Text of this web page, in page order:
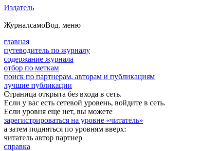
Издатель
ЖурналсамоВод. меню
главная
путеводитель по журналу
содержание журнала
отбор по меткам
поиск по партнерам, авторам и публикациям
лучшие публикации
Страница открыта без входа в сеть.
Если у вас есть сетевой уровень, войдите в сеть.
Если уровня еще нет, вы можете
зарегистрироваться на уровне «читатель»
а затем подняться по уровням вверх:
читатель автор партнер
справка